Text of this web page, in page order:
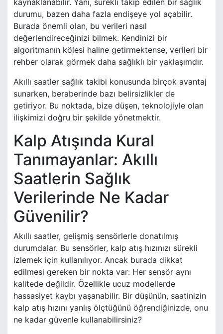
kaynaklanabilir. Yani, sürekli takip edilen bir sağlık
durumu, bazen daha fazla endişeye yol açabilir.
Burada önemli olan, bu verileri nasıl
değerlendireceğinizi bilmek. Kendinizi bir
algoritmanın kölesi haline getirmektense, verileri bir
rehber olarak görmek daha sağlıklı bir yaklaşımdır.
Akıllı saatler sağlık takibi konusunda birçok avantaj
sunarken, beraberinde bazı belirsizlikler de
getiriyor. Bu noktada, bize düşen, teknolojiyle olan
ilişkimizi doğru bir şekilde yönetmektir.
Kalp Atışında Kural
Tanımayanlar: Akıllı
Saatlerin Sağlık
Verilerinde Ne Kadar
Güvenilir?
Akıllı saatler, gelişmiş sensörlerle donatılmış
durumdalar. Bu sensörler, kalp atış hızınızı sürekli
izlemek için kullanılıyor. Ancak burada dikkat
edilmesi gereken bir nokta var: Her sensör aynı
kalitede değildir. Özellikle ucuz modellerde
hassasiyet kaybı yaşanabilir. Bir düşünün, saatinizin
kalp atış hızını yanlış ölçtüğünü öğrendiğinizde, onu
ne kadar güvenle kullanabilirsiniz?